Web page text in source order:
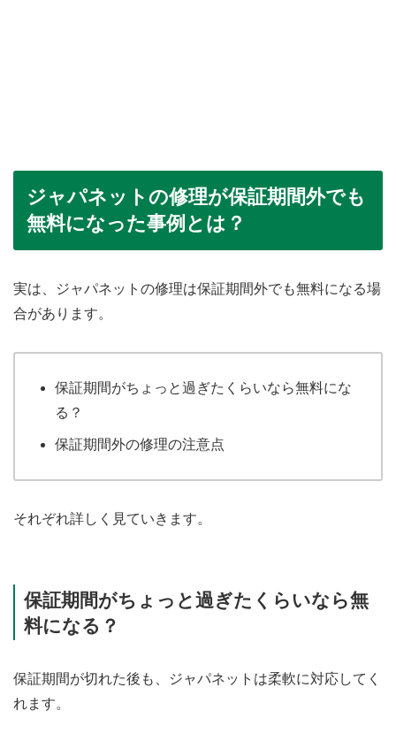
ジャパネットの修理が保証期間外でも
無料になった事例とは？
実は、ジャパネットの修理は保証期間外でも無料になる場
合があります。
保証期間がちょっと過ぎたくらいなら無料にな
る？
保証期間外の修理の注意点
それぞれ詳しく見ていきます。
保証期間がちょっと過ぎたくらいなら無
料になる？
保証期間が切れた後も、ジャパネットは柔軟に対応してく
れます。